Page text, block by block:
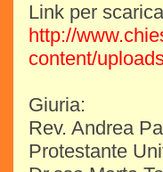
Link per
http://
content/
Giuria:
Rev. Andrea
Protestante